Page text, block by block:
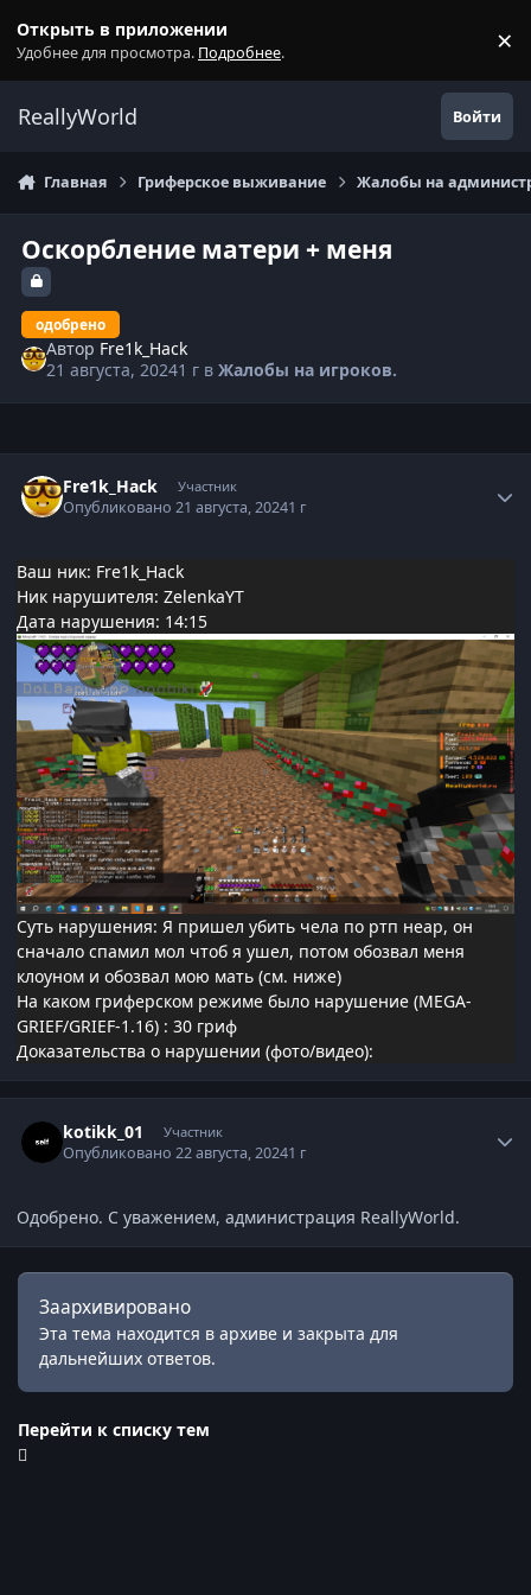
Открыть в приложении
Удобнее для просмотра. Подробнее. ×
ReallyWorld Войти
Главная Гриферское выживание Жалобы на
Оскорбление матери + меня
одобрено
Автор Fre1k_Hack
21 августа, 20241 г вЖалобы на игроков.
Fre1k_Hack Участник
Опубликовано21 августа, 20241 г
Ваш ник: Fre1k_Hack
Ник нарушителя: ZelenkaYT
Дата нарушения: 14:15
Суть нарушения: Я пришел убить чела по ртп неар, он
сначало спамил мол чтоб я ушел, потом обозвал меня
клоуном и обозвал мою мать (см. ниже)
На каком гриферском режиме было нарушение (MEGA-
GRIEF/GRIEF-1.16) : 30 гриф
Доказательства о нарушении (фото/видео):
kotikk_01 Участник
Опубликовано22 августа, 20241 г
Одобрено. С уважением, администрация ReallyWorld.
Заархивировано
Эта тема находится в архиве и закрыта для
дальнейших ответов.
Перейти к списку тем